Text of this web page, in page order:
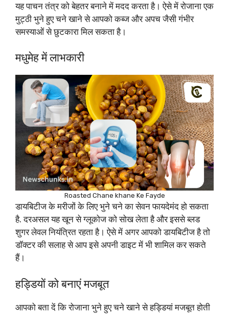
यह पाचन तंत्र को बेहतर बनाने में मदद करता है। ऐसे में रोजाना एक
मुट्ठी भुने हुए चने खाने से आपको कब्ज और अपच जैसी गंभीर
समस्याओं से छुटकारा मिल सकता है।
मधुमेह में लाभकारी
Roasted Chane khane Ke Fayde
डायबिटीज के मरीजों के लिए भुने चने का सेवन फायदेमंद हो सकता
है. दरअसल यह खून से ग्लूकोज को सोख लेता है और इससे ब्लड
शुगर लेवल नियंत्रित रहता है। ऐसे में अगर आपको डायबिटीज है तो
डॉक्टर की सलाह से आप इसे अपनी डाइट में भी शामिल कर सकते
हैं।
हड्डियों को बनाएं मजबूत
आपको बता दें कि रोजाना भुने हुए चने खाने से हड्डियां मजबूत होती